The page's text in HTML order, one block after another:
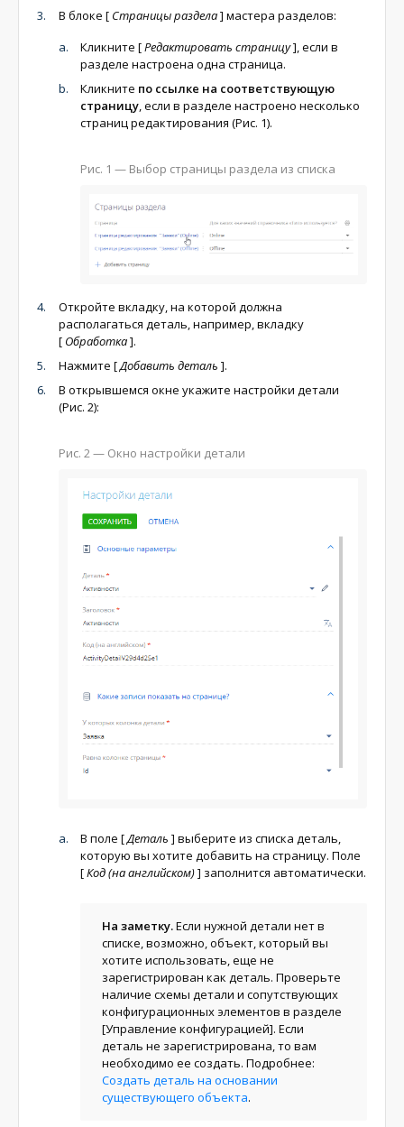
В блоке [ Страницы раздела] мастера разделов:
Кликните [Редактировать страницу], если в
разделе настроена одна страница.
Кликните по ссылке на соответствующую
страницу, если в разделе настроено несколько
страниц редактирования (Рис. 1).
Рис. 1 — Выбор страницы раздела из списка
Откройте вкладку, на которой должна
располагаться деталь, например, вкладку
[ Обработка].
Нажмите [Добавить деталь ].
В открывшемся окне укажите настройки детали
(Рис. 2):
Рис. 2 — Окно настройки детали
В поле [Деталь ] выберите из списка деталь,
которую вы хотите добавить на страницу. Поле
[Код (на английском)] заполнится автоматически.
На заметку.Если нужной детали нет в
списке, возможно, объект, который вы
хотите использовать, еще не
зарегистрирован как деталь. Проверьте
наличие схемы детали и сопутствующих
конфигурационных элементов в разделе
[Управление конфигурацией]. Если
деталь не зарегистрирована, то вам
необходимо ее создать. Подробнее:
Создать деталь на основании
существующего объекта.